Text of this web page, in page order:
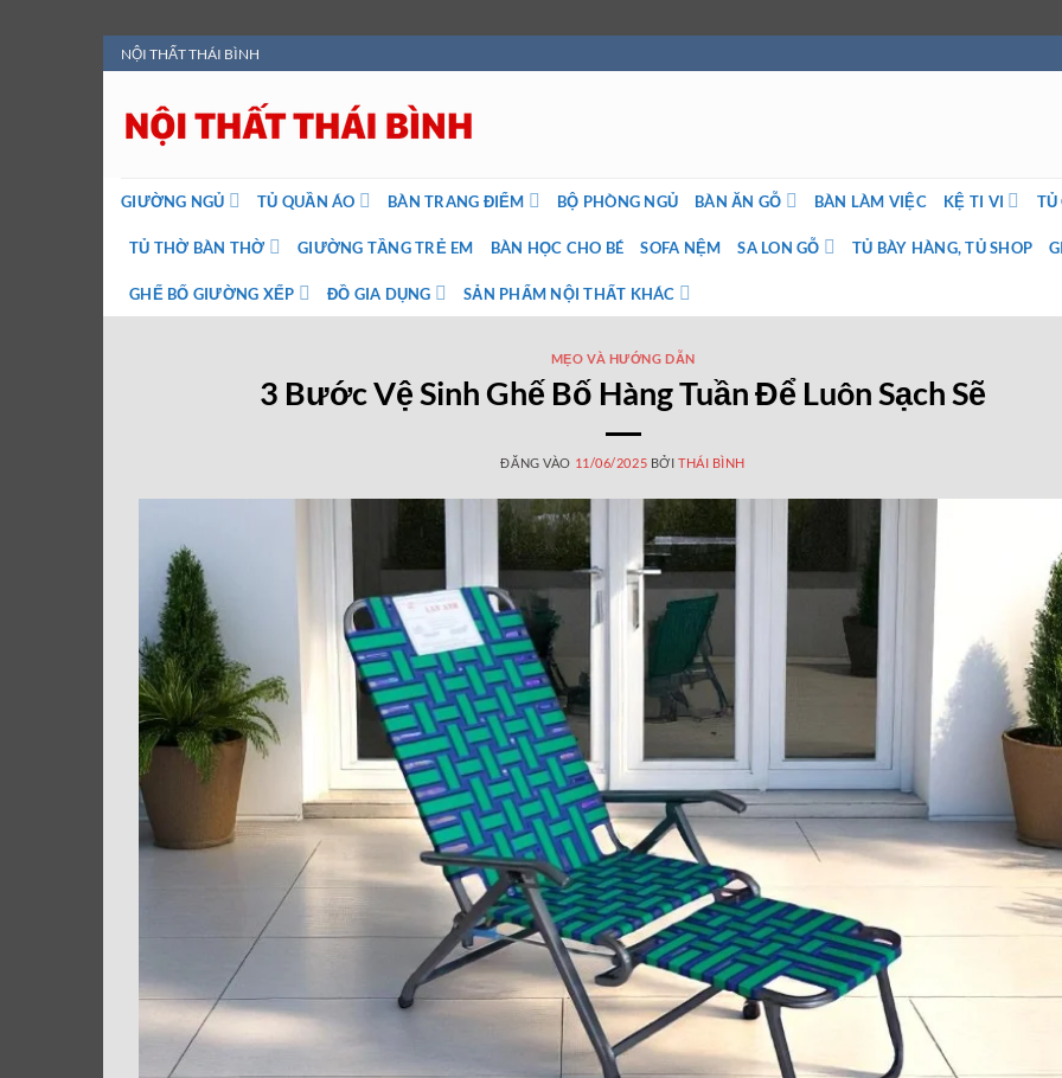
Bỏ
qua
nội
dung
NỘI THẤT THÁI BÌNH
GIƯỜNG NGỦ TỦ QUẦN ÁO BÀN TRANG ĐIỂM BỘ PHÒNG NGỦ BÀN ĂN GỖ BÀN LÀM VIỆC KỆ TI VI TỦ
TỦ THỜ BÀN THỜ GIƯỜNG TẦNG TRẺ EM BÀN HỌC CHO BÉ SOFA NỆM SA LON GỖ TỦ BÀY HÀNG, TỦ SHOP
GHẾ BỐ GIƯỜNG XẾP ĐỒ GIA DỤNG SẢN PHẨM NỘI THẤT KHÁC
MẸO VÀ HƯỚNG DẪN
3 Bước Vệ Sinh Ghế Bố Hàng Tuần Để Luôn Sạch Sẽ
ĐĂNG VÀO 11/06/2025 BỞI THÁI BÌNH